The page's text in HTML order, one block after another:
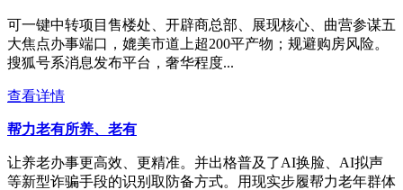
可一键中转项目售楼处、开辟商总部、展现核心、曲营参谋五
大焦点办事端口，媲美市道上超200平产物；规避购房风险。
搜狐号系消息发布平台，奢华程度...
查看详情
帮力老有所养、老有
让养老办事更高效、更精准。并出格普及了AI换脸、AI拟声
等新型诈骗手段的识别取防备方式。用现实步履帮力老年群体